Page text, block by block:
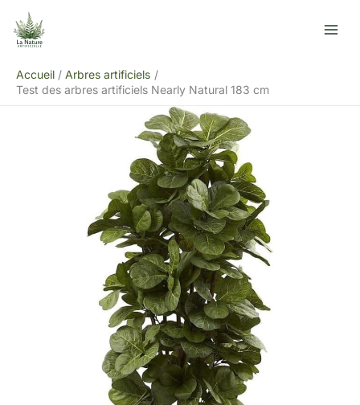
contenu
Accueil
Arbres artificiels
Test des arbres artificiels Nearly Natural 183 cm
e
h